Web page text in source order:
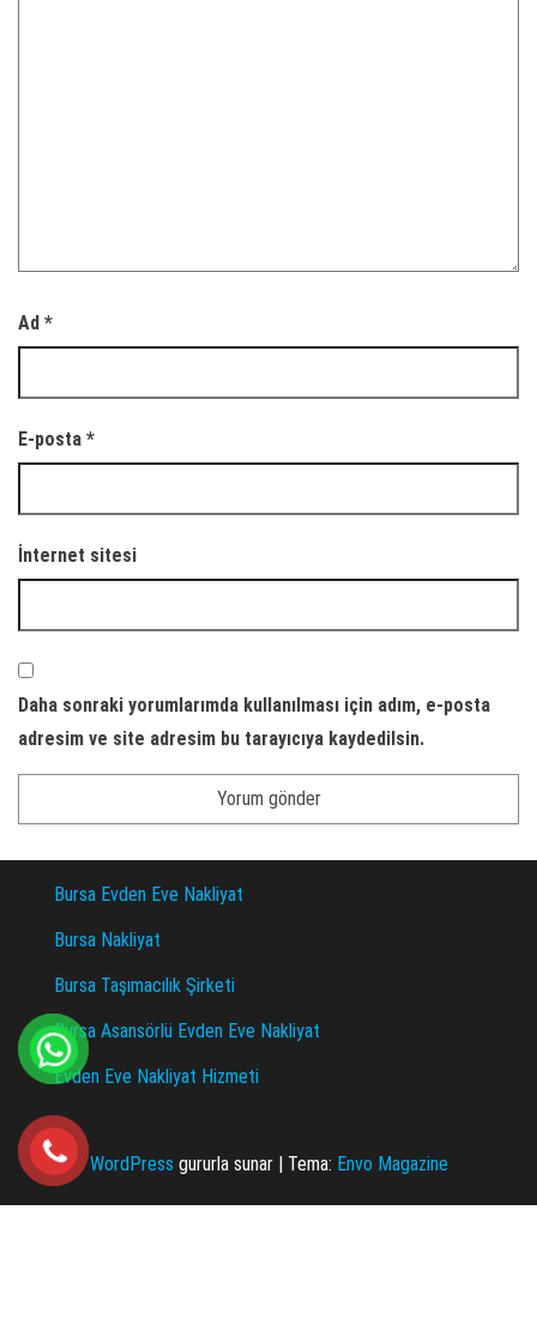
Ad *
E-posta *
İnternet sitesi
Daha sonraki yorumlarımda kullanılması için adım, e-posta
adresim ve site adresim bu tarayıcıya kaydedilsin.
Bursa Evden Eve Nakliyat
Bursa Nakliyat
Bursa Taşımacılık Şirketi
Bursa Asansörlü Evden Eve Nakliyat
Evden Eve Nakliyat Hizmeti
WordPress gururla sunar | Tema: Envo Magazine